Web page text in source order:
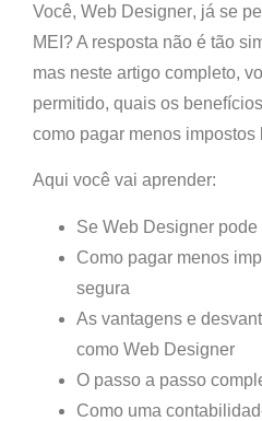
Você, Web Designer, já se
MEI? A resposta não é tão
mas neste artigo completo,
permitido, quais os
como pagar menos impostos
Aqui você vai aprender:
Se Web Designer
Como pagar menos
segura
As vantagens e
como Web Designer
O passo a passo
Como uma